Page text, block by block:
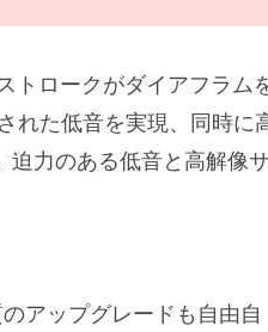
トロークがダイアフラム
れた低音を実現、同時に
力のある低音と高解像
アップグレードも自由自